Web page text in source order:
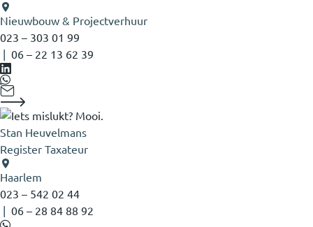
Nieuwbouw & Projectverhuur
023 – 303 01 99
06 – 22 13 62 39
Stan Heuvelmans
Register Taxateur
Haarlem
023 – 542 02 44
06 – 28 84 88 92